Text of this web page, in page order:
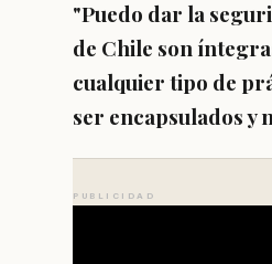
"Puedo dar la
de Chile son
cualquier tipo de
ser encapsulados y
PUBLICIDAD